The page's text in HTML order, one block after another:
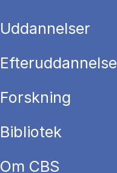
Uddannelser
Efteruddannelse
Forskning
Bibliotek
Om CBS